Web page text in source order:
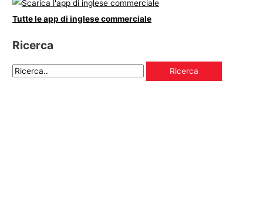
Tutte le app di inglese commerciale
Ricerca